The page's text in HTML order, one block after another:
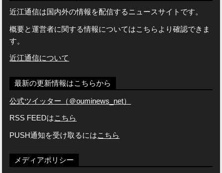
近江通信は国内外の情報を配信するニュースサイトです。
概要と運営者に関する情報についてはこちらより確認できま
す。
近江通信について
最新の更新情報はこちらから
公式ツイッター（＠ouminews_net）
RSS FEEDはこちら
PUSH通知を受け取るにはこちら
メディアポリシー